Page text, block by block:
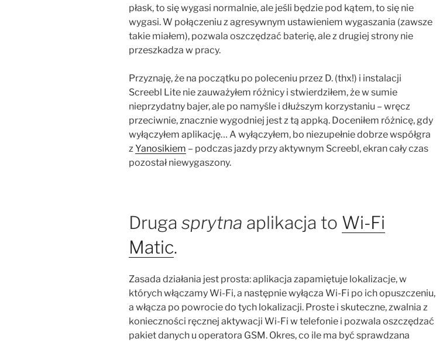
płask, to się wygasi normalnie, ale jeśli będzie pod kątem, to się nie
wygasi. W połączeniu z agresywnym ustawieniem wygaszania (zawsze
takie miałem), pozwala oszczędzać baterię, ale z drugiej strony nie
przeszkadza w pracy.
Przyznaję, że na początku po poleceniu przez D. (thx!) i instalacji
Screebl Lite nie zauważyłem różnicy i stwierdziłem, że w sumie
nieprzydatny bajer, ale po namyśle i dłuższym korzystaniu – wręcz
przeciwnie, znacznie wygodniej jest z tą appką. Doceniłem różnicę, gdy
wyłączyłem aplikację… A wyłączyłem, bo niezupełnie dobrze współgra
z Yanosikiem – podczas jazdy przy aktywnym Screebl, ekran cały czas
pozostał niewygaszony.
Druga sprytna aplikacja to Wi-Fi
Matic.
Zasada działania jest prosta: aplikacja zapamiętuje lokalizacje, w
których włączamy Wi-Fi, a następnie wyłącza Wi-Fi po ich opuszczeniu,
a włącza po powrocie do tych lokalizacji. Proste i skuteczne, zwalnia z
konieczności ręcznej aktywacji Wi-Fi w telefonie i pozwala oszczędzać
pakiet danych u operatora GSM. Okres, co ile ma być sprawdzana